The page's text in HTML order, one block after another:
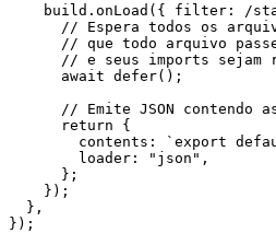
    build.
onLoad ({ filter: /
// Espera todos os
// que todo arquivo
// e seus imports sejam
      await
defer();
// Emite JSON contendo
      return
{
        contents:
`export
        loader:
"json" ,
      };
    });
  },
});